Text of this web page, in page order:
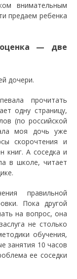
внимательным
предаем ребенка
— две
дочери.
прочитать
одну страницу,
(по российской
моя дочь уже
скорочтения и
книг. А соседка и
в школе, читает
правильной
Пока другой
на вопрос, она
не столько
обучения,
занятия 10 часов
ее соседки